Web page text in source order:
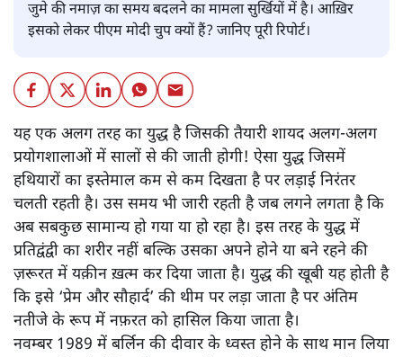
जुमे की नमाज़ का समय बदलने का मामला सुर्खियों में है। आख़िर
इसको लेकर पीएम मोदी चुप क्यों हैं? जानिए पूरी रिपोर्ट।
यह एक अलग तरह का युद्ध है जिसकी तैयारी शायद अलग-अलग
प्रयोगशालाओं में सालों से की जाती होगी! ऐसा युद्ध जिसमें
हथियारों का इस्तेमाल कम से कम दिखता है पर लड़ाई निरंतर
चलती रहती है। उस समय भी जारी रहती है जब लगने लगता है कि
अब सबकुछ सामान्य हो गया या हो रहा है। इस तरह के युद्ध में
प्रतिद्वंद्वी का शरीर नहीं बल्कि उसका अपने होने या बने रहने की
ज़रूरत में यक़ीन ख़त्म कर दिया जाता है। युद्ध की खूबी यह होती है
कि इसे ‘प्रेम और सौहार्द’ की थीम पर लड़ा जाता है पर अंतिम
नतीजे के रूप में नफ़रत को हासिल किया जाता है।
नवम्बर 1989 में बर्लिन की दीवार के ध्वस्त होने के साथ मान लिया